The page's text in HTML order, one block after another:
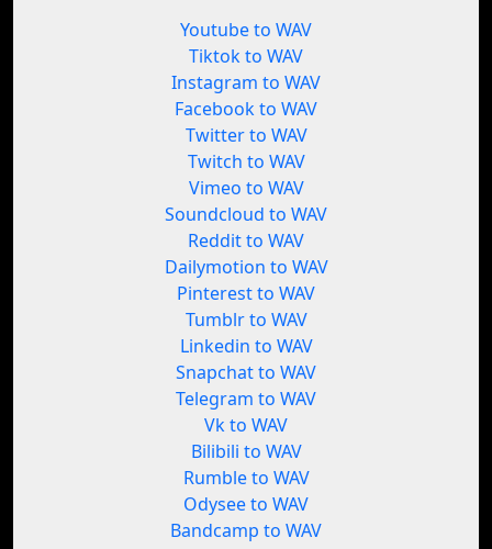
Youtube to WAV
Tiktok to WAV
Instagram to WAV
Facebook to WAV
Twitter to WAV
Twitch to WAV
Vimeo to WAV
Soundcloud to WAV
Reddit to WAV
Dailymotion to WAV
Pinterest to WAV
Tumblr to WAV
Linkedin to WAV
Snapchat to WAV
Telegram to WAV
Vk to WAV
Bilibili to WAV
Rumble to WAV
Odysee to WAV
Bandcamp to WAV